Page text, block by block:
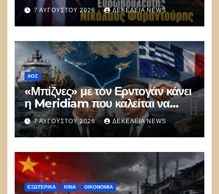
7 ΑΥΓΟΎΣΤΟΥ 2026 ΔΕΚΈΛΕΙΑ NEWS
ΑΟΖ
«Μπίζνες» με τον Ερντογάν κάνει
η Meridiam που καλείται να
ξεμπλοκάρει το καλώδιο
Ελλάδας–Κύπρου
7 ΑΥΓΟΎΣΤΟΥ 2026 ΔΕΚΈΛΕΙΑ NEWS
ΕΞΩΤΕΡΙΚΑ ΚΊΝΑ ΟΙΚΟΝΟΜΙΑ